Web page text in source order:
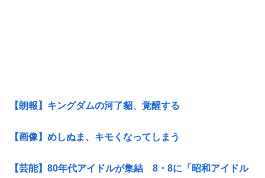
【朗報】キングダムの河了貂、覚醒する
【画像】めしぬま、キモくなってしまう
【芸能】80年代アイドルが集結 8・8に「昭和アイドル